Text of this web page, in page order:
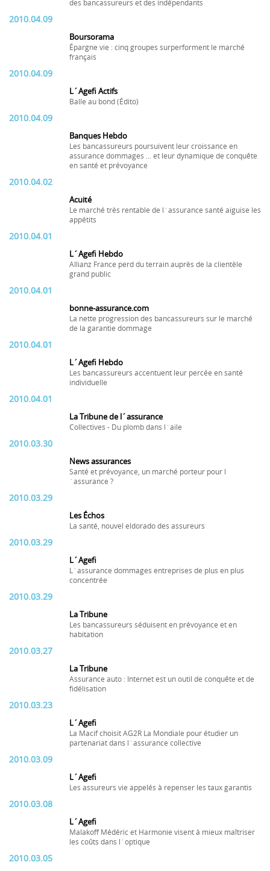
des bancassureurs et des indépendants
2010.04.09
Boursorama
Épargne vie : cinq groupes surperforment le marché
français
2010.04.09
L´Agefi Actifs
Balle au bond (Édito)
2010.04.09
Banques Hebdo
Les bancassureurs poursuivent leur croissance en
assurance dommages ... et leur dynamique de conquête
en santé et prévoyance
2010.04.02
Acuité
Le marché très rentable de l´assurance santé aiguise les
appétits
2010.04.01
L´Agefi Hebdo
Allianz France perd du terrain auprès de la clientèle
grand public
2010.04.01
bonne-assurance.com
La nette progression des bancassureurs sur le marché
de la garantie dommage
2010.04.01
L´Agefi Hebdo
Les bancassureurs accentuent leur percée en santé
individuelle
2010.04.01
La Tribune de l´assurance
Collectives - Du plomb dans l´aile
2010.03.30
News assurances
Santé et prévoyance, un marché porteur pour l
´assurance ?
2010.03.29
Les Échos
La santé, nouvel eldorado des assureurs
2010.03.29
L´Agefi
L´assurance dommages entreprises de plus en plus
concentrée
2010.03.29
La Tribune
Les bancassureurs séduisent en prévoyance et en
habitation
2010.03.27
La Tribune
Assurance auto : Internet est un outil de conquête et de
fidélisation
2010.03.23
L´Agefi
La Macif choisit AG2R La Mondiale pour étudier un
partenariat dans l´assurance collective
2010.03.09
L´Agefi
Les assureurs vie appelés à repenser les taux garantis
2010.03.08
L´Agefi
Malakoff Médéric et Harmonie visent à mieux maîtriser
les coûts dans l´optique
2010.03.05